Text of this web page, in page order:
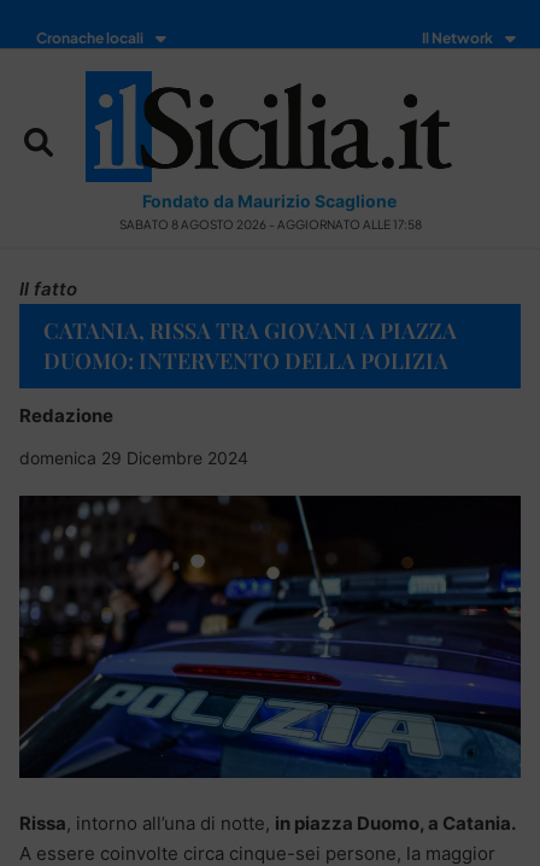
Cronache locali Il Network
Fondato da Maurizio Scaglione
SABATO 8 AGOSTO 2026 - AGGIORNATO ALLE 17:58
Il fatto
CATANIA, RISSA TRA GIOVANI A PIAZZA
DUOMO: INTERVENTO DELLA POLIZIA
Redazione
domenica 29 Dicembre 2024
Rissa, intorno all’una di notte, in piazza Duomo, a Catania.
A essere coinvolte circa cinque-sei persone, la maggior